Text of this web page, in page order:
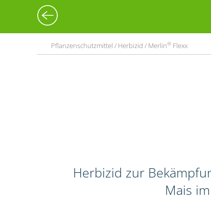
Pflanzenschutzmittel / Herbizid / Merlin® Flexx
Herbizid zur
Mais